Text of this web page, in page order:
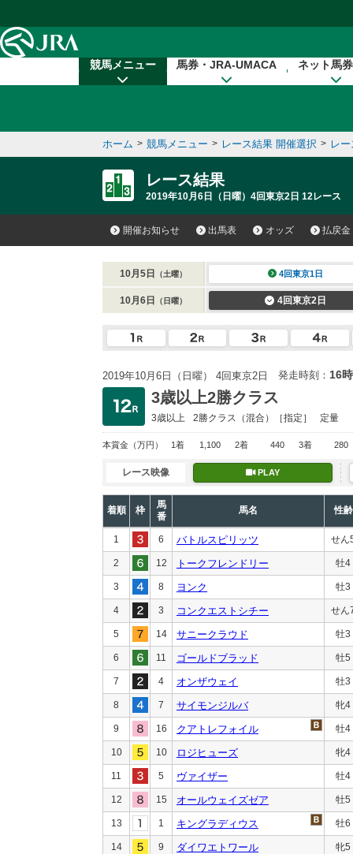
競馬メニュー 馬券・JRA-UMACA ネット馬
ホーム > 競馬メニュー > レース結果 開催選択 > レ
レース結果
2019年10月6日（日曜）4回東京2日 12レース
開催お知らせ 出馬表 オッズ 払戻金
10月5日 （土曜） 4回東京1日
10月6日 （日曜） 4回東京2日
2019年10月6日（日曜） 4回東京2日 発走時刻： 16
3歳以上2勝クラス
3歳以上 2勝クラス （混合）［指定］ 定量
本賞金 （万円） 1着 1,100 2着 440 3着 280
レース映像 PLAY
着順 枠
馬
番
馬名 性齢
1 6 バトルスピリッツ せん
2 12 トークフレンドリー 牡4
3 8 ヨンク 牡3
4 3 コンクエストシチー せん
5 14 サニークラウド 牡3
6 11 ゴールドブラッド 牡5
7 4 オンザウェイ 牡3
8 7 サイモンジルバ 牝4
9 16 クアトレフォイル 牡4
10 10 ロジヒューズ 牝4
11 5 ヴァイザー 牡4
12 15 オールウェイズゼア 牡5
13 1 キングラディウス 牡6
14 9 ダイワエトワール 牝5